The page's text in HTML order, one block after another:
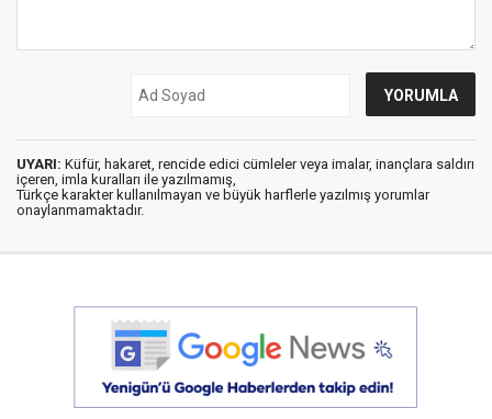
UYARI: Küfür, hakaret, rencide edici cümleler veya imalar, inançlara saldırı
içeren, imla kuralları ile yazılmamış,
Türkçe karakter kullanılmayan ve büyük harflerle yazılmış yorumlar
onaylanmamaktadır.